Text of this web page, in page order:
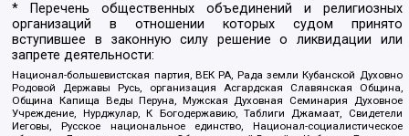
* Перечень общественных объединений и религиозных
организаций в отношении которых судом принято
вступившее в законную силу решение о ликвидации или
запрете деятельности:
Национал-большевистская партия, ВЕК РА, Рада земли Кубанской Духовно
Родовой Державы Русь, организация Асгардская Славянская Община,
Община Капища Веды Перуна, Мужская Духовная Семинария Духовное
Учреждение, Нурджулар, К Богодержавию, Таблиги Джамаат, Свидетели
Иеговы, Русское национальное единство, Национал-социалистическое